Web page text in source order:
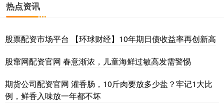
热点资讯
股票配资市场平台 【环球财经】10年期日债收益率再创新高
股窜网配资官网 春意渐浓，儿童海鲜过敏高发需警惕
期货公司配资官网 灌香肠，10斤肉要放多少盐？牢记1大比
例，鲜香入味放一年都不坏